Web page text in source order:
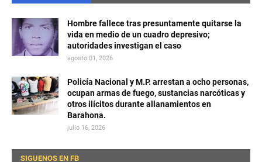
Hombre fallece tras presuntamente quitarse la
vida en medio de un cuadro depresivo;
autoridades investigan el caso
agosto 01, 2026
Policía Nacional y M.P. arrestan a ocho personas,
ocupan armas de fuego, sustancias narcóticas y
otros ilícitos durante allanamientos en
Barahona.
julio 16, 2026
SIGUENOS EN FB